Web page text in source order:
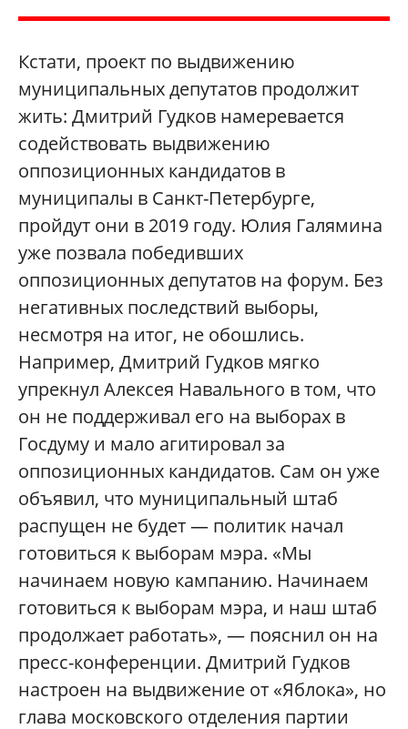
Кстати, проект по выдвижению
муниципальных депутатов продолжит
жить: Дмитрий Гудков намеревается
содействовать выдвижению
оппозиционных кандидатов в
муниципалы в Санкт-Петербурге,
пройдут они в 2019 году. Юлия Галямина
уже позвала победивших
оппозиционных депутатов на форум. Без
негативных последствий выборы,
несмотря на итог, не обошлись.
Например, Дмитрий Гудков мягко
упрекнул Алексея Навального в том, что
он не поддерживал его на выборах в
Госдуму и мало агитировал за
оппозиционных кандидатов. Сам он уже
объявил, что муниципальный штаб
распущен не будет — политик начал
готовиться к выборам мэра. «Мы
начинаем новую кампанию. Начинаем
готовиться к выборам мэра, и наш штаб
продолжает работать», — пояснил он на
пресс-конференции. Дмитрий Гудков
настроен на выдвижение от «Яблока», но
глава московского отделения партии